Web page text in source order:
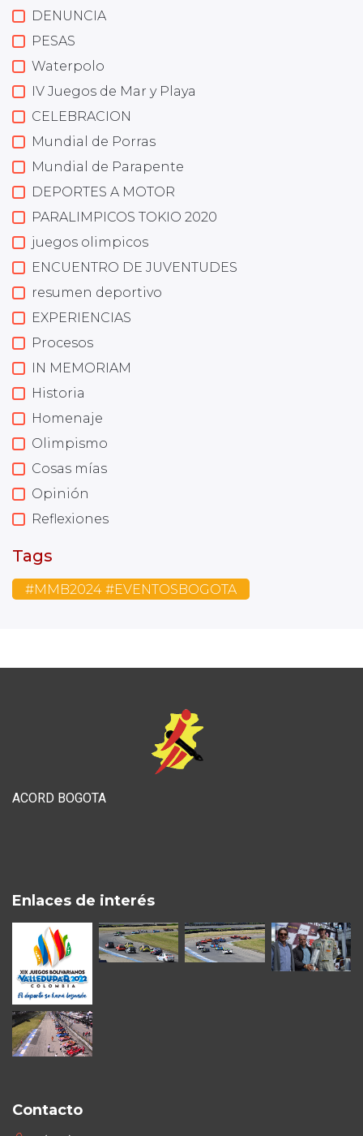
DENUNCIA
PESAS
Waterpolo
IV Juegos de Mar y Playa
CELEBRACION
Mundial de Porras
Mundial de Parapente
DEPORTES A MOTOR
PARALIMPICOS TOKIO 2020
juegos olimpicos
ENCUENTRO DE JUVENTUDES
resumen deportivo
EXPERIENCIAS
Procesos
IN MEMORIAM
Historia
Homenaje
Olimpismo
Cosas mías
Opinión
Reflexiones
Tags
#MMB2024 #EVENTOSBOGOTA
ACORD BOGOTA
Enlaces de interés
Contacto